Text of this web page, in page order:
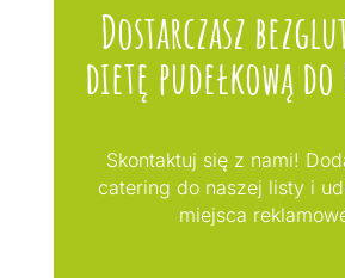
Dostarczasz
dietę pudełkową do
Skontaktuj się z nami!
catering do naszej listy i
miejsca